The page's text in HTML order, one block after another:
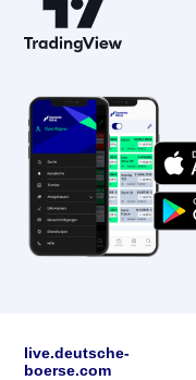
live.deutsche-
boerse.com